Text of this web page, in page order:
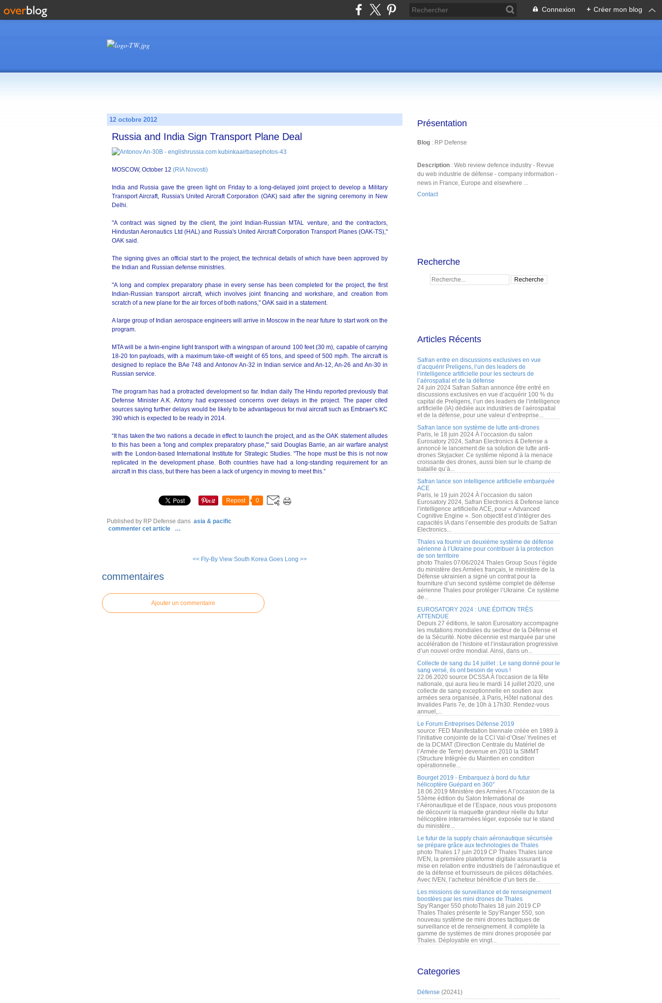
Connexion + Créer mon blog
12 octobre 2012
Russia and India Sign Transport Plane Deal
MOSCOW, October 12 (RIA Novosti)
India and Russia gave the green light on Friday to a long-delayed joint project to develop a Military
Transport Aircraft, Russia's United Aircraft Corporation (OAK) said after the signing ceremony in New
Delhi.
"A contract was signed by the client, the joint Indian-Russian MTAL venture, and the contractors,
Hindustan Aeronautics Ltd (HAL) and Russia's United Aircraft Corporation Transport Planes (OAK-TS),"
OAK said.
The signing gives an official start to the project, the technical details of which have been approved by
the Indian and Russian defense ministries.
"A long and complex preparatory phase in every sense has been completed for the project, the first
Indian-Russian transport aircraft, which involves joint financing and workshare, and creation from
scratch of a new plane for the air forces of both nations," OAK said in a statement.
A large group of Indian aerospace engineers will arrive in Moscow in the near future to start work on the
program.
MTA will be a twin-engine light transport with a wingspan of around 100 feet (30 m), capable of carrying
18-20 ton payloads, with a maximum take-off weight of 65 tons, and speed of 500 mp/h. The aircraft is
designed to replace the BAe 748 and Antonov An-32 in Indian service and An-12, An-26 and An-30 in
Russian service.
The program has had a protracted development so far. Indian daily The Hindu reported previously that
Defense Minister A.K. Antony had expressed concerns over delays in the project. The paper cited
sources saying further delays would be likely to be advantageous for rival aircraft such as Embraer's KC
390 which is expected to be ready in 2014.
“It has taken the two nations a decade in effect to launch the project, and as the OAK statement alludes
to this has been a 'long and complex preparatory phase,'" said Douglas Barrie, an air warfare analyst
with the London-based International Institute for Strategic Studies. "The hope must be this is not now
replicated in the development phase. Both countries have had a long-standing requirement for an
aircraft in this class, but there has been a lack of urgency in moving to meet this.”
Repost 0
Published by RP Defense dans asia & pacific
commenter cet article
…
<< Fly-By View South Korea Goes Long >>
commentaires
Ajouter un commentaire
Présentation
Blog : RP Defense
Description : Web review defence industry - Revue
du web industrie de défense - company information -
news in France, Europe and elsewhere ...
Contact
Recherche
Articles Récents
Safran entre en discussions exclusives en vue
d’acquérir Preligens, l’un des leaders de
l’intelligence artificielle pour les secteurs de
l’aérospatial et de la défense
24 juin 2024 Safran Safran annonce être entré en
discussions exclusives en vue d’acquérir 100 % du
capital de Preligens, l’un des leaders de l’intelligence
artificielle (IA) dédiée aux industries de l’aérospatial
et de la défense, pour une valeur d’entreprise...
Safran lance son système de lutte anti-drones
Paris, le 18 juin 2024 À l’occasion du salon
Eurosatory 2024, Safran Electronics & Defense a
annoncé le lancement de sa solution de lutte anti-
drones Skyjacker. Ce système répond à la menace
croissante des drones, aussi bien sur le champ de
bataille qu’à...
Safran lance son intelligence artificielle embarquée
ACE
Paris, le 19 juin 2024 À l’occasion du salon
Eurosatory 2024, Safran Electronics & Defense lance
l’intelligence artificielle ACE, pour « Advanced
Cognitive Engine ». Son objectif est d’intégrer des
capacités IA dans l’ensemble des produits de Safran
Electronics...
Thales va fournir un deuxième système de défense
aérienne à l’Ukraine pour contribuer à la protection
de son territoire
photo Thales 07/06/2024 Thales Group Sous l’égide
du ministère des Armées français, le ministère de la
Défense ukrainien a signé un contrat pour la
fourniture d’un second système complet de défense
aérienne Thales pour protéger l’Ukraine. Ce système
de...
EUROSATORY 2024 : UNE ÉDITION TRÈS
ATTENDUE
Depuis 27 éditions, le salon Eurosatory accompagne
les mutations mondiales du secteur de la Défense et
de la Sécurité. Notre décennie est marquée par une
accélération de l’histoire et l’instauration progressive
d’un nouvel ordre mondial. Ainsi, dans un...
Collecte de sang du 14 juillet : Le sang donné pour le
sang versé, ils ont besoin de vous !
22.06.2020 source DCSSA À l'occasion de la fête
nationale, qui aura lieu le mardi 14 juillet 2020, une
collecte de sang exceptionnelle en soutien aux
armées sera organisée, à Paris, Hôtel national des
Invalides Paris 7e, de 10h à 17h30. Rendez-vous
annuel,...
Le Forum Entreprises Défense 2019
source: FED Manifestation biennale créée en 1989 à
l’initiative conjointe de la CCI Val-d’Oise/ Yvelines et
de la DCMAT (Direction Centrale du Matériel de
l’Armée de Terre) devenue en 2010 la SIMMT
(Structure Intégrée du Maintien en condition
opérationnelle...
Bourget 2019 - Embarquez à bord du futur
hélicoptère Guépard en 360°
18.06.2019 Ministère des Armées A l’occasion de la
53ème édition du Salon International de
l’Aéronautique et de l’Espace, nous vous proposons
de découvrir la maquette grandeur réelle du futur
hélicoptère interarmées léger, exposée sur le stand
du ministère...
Le futur de la supply chain aéronautique sécurisée
se prépare grâce aux technologies de Thales
photo Thales 17 juin 2019 CP Thales Thales lance
IVEN, la première plateforme digitale assurant la
mise en relation entre industriels de l’aéronautique et
de la défense et fournisseurs de pièces détachées.
Avec IVEN, l’acheteur bénéficie d’un tiers de...
Les missions de surveillance et de renseignement
boostées par les mini drones de Thales
Spy’Ranger 550 photoThales 18 juin 2019 CP
Thales Thales présente le Spy’Ranger 550, son
nouveau système de mini drones tactiques de
surveillance et de renseignement. Il complète la
gamme de systèmes de mini drones proposée par
Thales. Déployable en vingt...
Categories
Défense (20241)